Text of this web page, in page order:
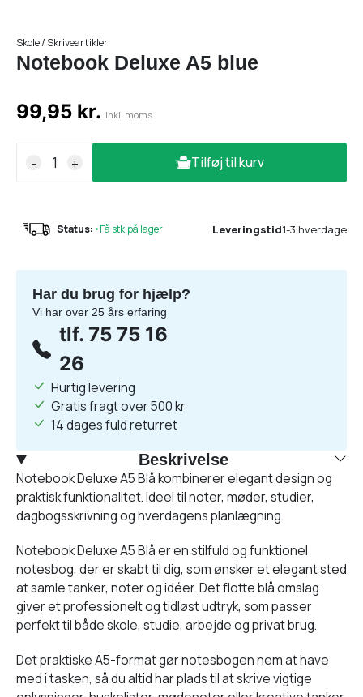
Skole / Skriveartikler
Notebook Deluxe A5 blue
99,95 kr. Inkl. moms
- + Tilføj til kurv
Status: •Få stk.på lager Leveringstid1-3 hverdage
Har du brug for hjælp?
Vi har over 25 års erfaring
tlf. 75 75 16
26
Hurtig levering
Gratis fragt over 500 kr
14 dages fuld returret
Beskrivelse
Notebook Deluxe A5 Blå kombinerer elegant design og
praktisk funktionalitet. Ideel til noter, møder, studier,
dagbogsskrivning og hverdagens planlægning.
Notebook Deluxe A5 Blå er en stilfuld og funktionel
notesbog, der er skabt til dig, som ønsker et elegant sted
at samle tanker, noter og idéer. Det flotte blå omslag
giver et professionelt og tidløst udtryk, som passer
perfekt til både skole, studie, arbejde og privat brug.
Det praktiske A5-format gør notesbogen nem at have
med i tasken, så du altid har plads til at skrive vigtige